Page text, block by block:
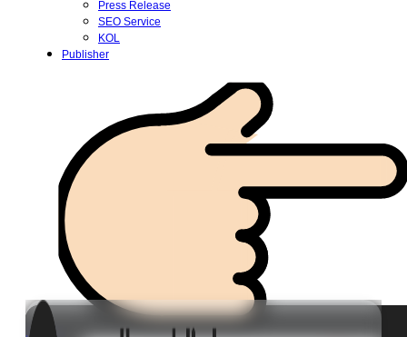
Press Release
SEO Service
KOL
Publisher